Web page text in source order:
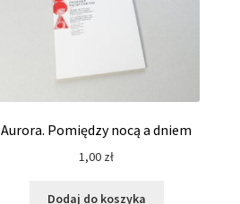
Aurora. Pomiędzy nocą a dniem
1,00 zł
Dodaj do koszyka